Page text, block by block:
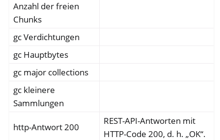
Anzahl der freien
Chunks
gc Verdichtungen
gc Hauptbytes
gc major collections
gc kleinere
Sammlungen
http-Antwort 200
REST-API-Antworten mit
HTTP-Code 200, d. h. „OK“.